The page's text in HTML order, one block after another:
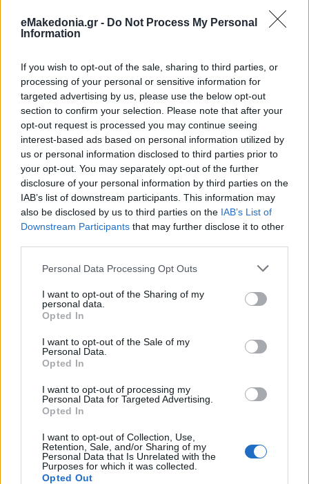
eMakedonia.gr - Do Not Process My Personal
Information
If you wish to opt-out of the sale, sharing to third parties, or
processing of your personal or sensitive information for
targeted advertising by us, please use the below opt-out
section to confirm your selection. Please note that after your
opt-out request is processed you may continue seeing
interest-based ads based on personal information utilized by
us or personal information disclosed to third parties prior to
your opt-out. You may separately opt-out of the further
disclosure of your personal information by third parties on the
IAB’s list of downstream participants. This information may
also be disclosed by us to third parties on the IAB’s List of
Downstream Participants that may further disclose it to other
Please note that this website/app uses one or more Google
not limited to your visit or usage behaviour. You may click to
grant or deny consent to Google and its third-party tags to
use your data for below specified purposes in below Google
consent section.
Personal Data Processing Opt Outs
I want to opt-out of the Sharing of my
personal data.
Opted In
I want to opt-out of the Sale of my
Personal Data.
Opted In
I want to opt-out of processing my
Personal Data for Targeted Advertising.
Opted In
I want to opt-out of Collection, Use,
Retention, Sale, and/or Sharing of my
Personal Data that Is Unrelated with the
Purposes for which it was collected.
Opted Out